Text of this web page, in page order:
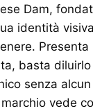
Dam,
identità
basta
senza
vede